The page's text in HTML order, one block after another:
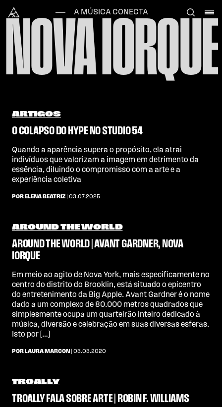
Alataj
A MÚSICA CONECTA
NOVA IORQUE
ARTIGOS
O COLAPSO DO HYPE NO STUDIO 54
Quando a aparência supera o propósito, ela atrai
indivíduos que valorizam a imagem em detrimento da
essência, diluindo o compromisso com a arte e a
experiência coletiva
POR ELENA BEATRIZ | 03.07.2025
AROUND THE WORLD
AROUND THE WORLD | AVANT GARDNER, NOVA
IORQUE
Em meio ao agito de Nova York, mais especificamente no
centro do distrito do Brooklin, está situado o epicentro
do entretenimento da Big Apple. Avant Gardner é o nome
dado a um complexo de 80.000 metros quadrados que
simplesmente ocupa um quarteirão inteiro dedicado à
música, diversão e celebração em suas diversas esferas.
Isto por […]
POR LAURA MARCON | 03.03.2020
TROALLY
TROALLY FALA SOBRE ARTE | ROBIN F. WILLIAMS